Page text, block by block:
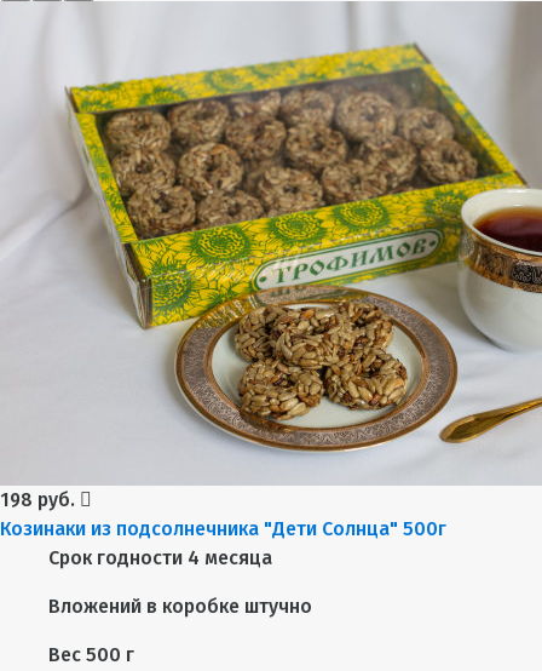
198 руб.
Козинаки из подсолнечника "Дети Солнца" 500г
Срок годности 4 месяца
Вложений в коробке штучно
Вес 500 г